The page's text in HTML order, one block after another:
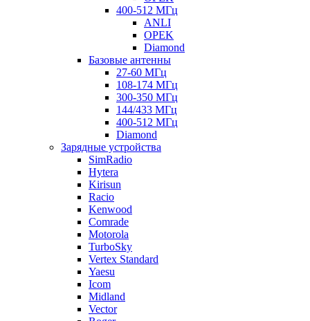
400-512 МГц
ANLI
OPEK
Diamond
Базовые антенны
27-60 МГц
108-174 МГц
300-350 МГц
144/433 МГц
400-512 МГц
Diamond
Зарядные устройства
SimRadio
Hytera
Kirisun
Racio
Kenwood
Comrade
Motorola
TurboSky
Vertex Standard
Yaesu
Icom
Midland
Vector